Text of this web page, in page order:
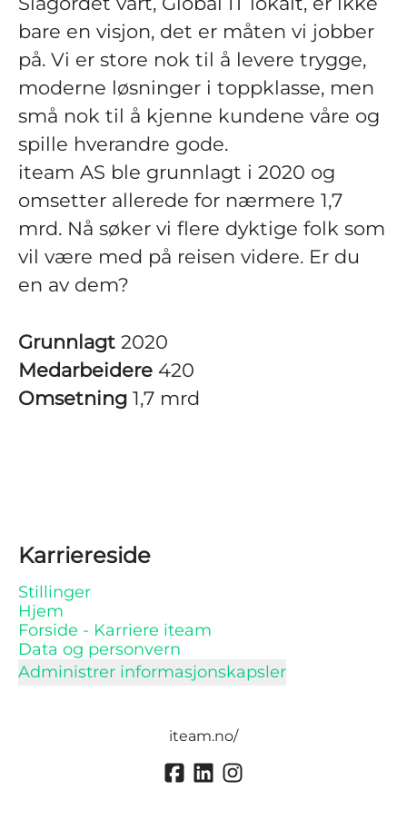
bare en visjon, det er måten vi jobber
på. Vi er store nok til å levere trygge,
moderne løsninger i toppklasse, men
små nok til å kjenne kundene våre og
spille hverandre gode.
iteam AS ble grunnlagt i 2020 og
omsetter allerede for nærmere 1,7
mrd. Nå søker vi flere dyktige folk som
vil være med på reisen videre. Er du
en av dem?
Grunnlagt 2020
Medarbeidere 420
Omsetning 1,7 mrd
Karriereside
Stillinger
Hjem
Forside - Karriere iteam
Data og personvern
Administrer informasjonskapsler
iteam.no/